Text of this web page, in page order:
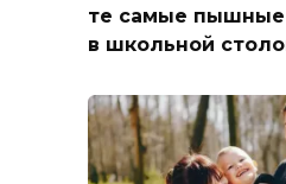
те самые пышные
в школьной